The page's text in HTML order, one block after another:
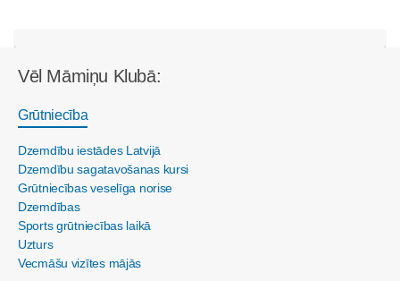
Vēl Māmiņu Klubā:
Grūtniecība
Dzemdību iestādes Latvijā
Dzemdību sagatavošanas kursi
Grūtniecības veselīga norise
Dzemdības
Sports grūtniecības laikā
Uzturs
Vecmāšu vizītes mājās